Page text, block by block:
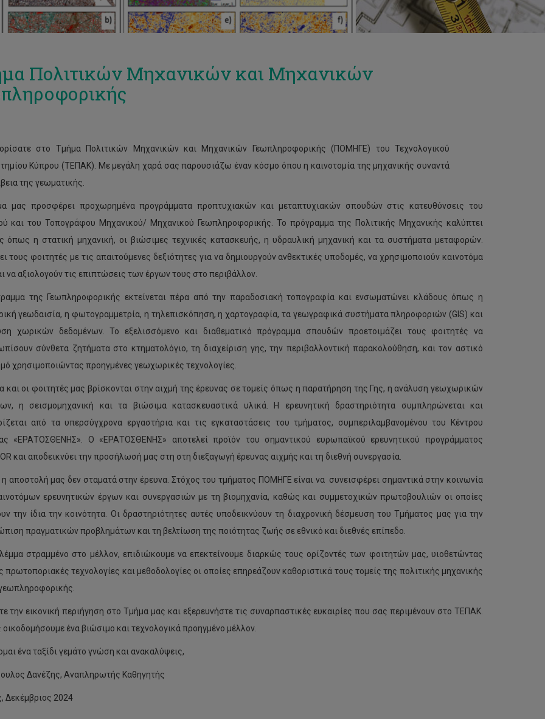
Πολιτικών Μηχανικών και Μηχανικών
στο Τμήμα Πολιτικών Μηχανικών και Μηχανικών Γεωπληροφορικής (ΠΟΜΗΓΕ) του Τεχνολογικού
Κύπρου (ΤΕΠΑΚ). Με μεγάλη χαρά σας παρουσιάζω έναν κόσμο όπου η καινοτομία της μηχανικής συναντά
της γεωματικής.
μας προσφέρει προχωρημένα προγράμματα προπτυχιακών και μεταπτυχιακών σπουδών στις κατευθύνσεις του
και του Τοπογράφου Μηχανικού/ Μηχανικού Γεωπληροφορικής. Το πρόγραμμα της Πολιτικής Μηχανικής καλύπτει
όπως η στατική μηχανική, οι βιώσιμες τεχνικές κατασκευής, η υδραυλική μηχανική και τα συστήματα μεταφορών.
τους φοιτητές με τις απαιτούμενες δεξιότητες για να δημιουργούν ανθεκτικές υποδομές, να χρησιμοποιούν καινοτόμα
να αξιολογούν τις επιπτώσεις των έργων τους στο περιβάλλον.
της Γεωπληροφορικής εκτείνεται πέρα από την παραδοσιακή τοπογραφία και ενσωματώνει κλάδους όπως η
γεωδαισία, η φωτογραμμετρία, η τηλεπισκόπηση, η χαρτογραφία, τα γεωγραφικά συστήματα πληροφοριών (GIS) και
χωρικών δεδομένων. Το εξελισσόμενο και διαθεματικό πρόγραμμα σπουδών προετοιμάζει τους φοιτητές να
σύνθετα ζητήματα στο κτηματολόγιο, τη διαχείριση γης, την περιβαλλοντική παρακολούθηση, και τον αστικό
χρησιμοποιώντας προηγμένες γεωχωρικές τεχνολογίες.
και οι φοιτητές μας βρίσκονται στην αιχμή της έρευνας σε τομείς όπως η παρατήρηση της Γης, η ανάλυση γεωχωρικών
η σεισμομηχανική και τα βιώσιμα κατασκευαστικά υλικά. Η ερευνητική δραστηριότητα συμπληρώνεται και
από τα υπερσύγχρονα εργαστήρια και τις εγκαταστάσεις του τμήματος, συμπεριλαμβανομένου του Κέντρου
«ΕΡΑΤΟΣΘΕΝΗΣ». Ο «ΕΡΑΤΟΣΘΕΝΗΣ» αποτελεί προϊόν του σημαντικού ευρωπαϊκού ερευνητικού προγράμματος
και αποδεικνύει την προσήλωσή μας στη στη διεξαγωγή έρευνας αιχμής και τη διεθνή συνεργασία.
αποστολή μας δεν σταματά στην έρευνα. Στόχος του τμήματος ΠΟΜΗΓΕ είναι να συνεισφέρει σημαντικά στην κοινωνία
ερευνητικών έργων και συνεργασιών με τη βιομηχανία, καθώς και συμμετοχικών πρωτοβουλιών οι οποίες
την ίδια την κοινότητα. Οι δραστηριότητες αυτές υποδεικνύουν τη διαχρονική δέσμευση του Τμήματος μας για την
πραγματικών προβλημάτων και τη βελτίωση της ποιότητας ζωής σε εθνικό και διεθνές επίπεδο.
στραμμένο στο μέλλον, επιδιώκουμε να επεκτείνουμε διαρκώς τους ορίζοντές των φοιτητών μας, υιοθετώντας
πρωτοποριακές τεχνολογίες και μεθοδολογίες οι οποίες επηρεάζουν καθοριστικά τους τομείς της πολιτικής μηχανικής
την εικονική περιήγηση στο Τμήμα μας και εξερευνήστε τις συναρπαστικές ευκαιρίες που σας περιμένουν στο ΤΕΠΑΚ.
οικοδομήσουμε ένα βιώσιμο και τεχνολογικά προηγμένο μέλλον.
ένα ταξίδι γεμάτο γνώση και ανακαλύψεις,
Δανέζης, Αναπληρωτής Καθηγητής
Δεκέμβριος 2024